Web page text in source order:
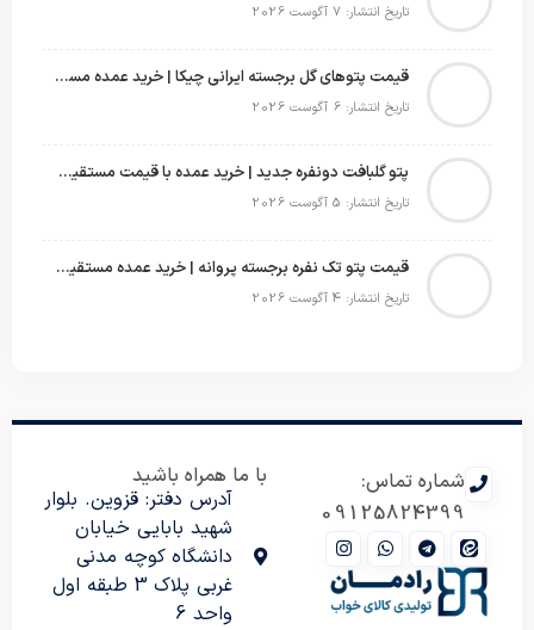
تاریخ انتشار: 7 آگوست 2026
قیمت پتوهای گل برجسته ایرانی چیکا | خرید عمده مستقیم با سود بالا
تاریخ انتشار: 6 آگوست 2026
پتو گلبافت دونفره جدید | خرید عمده با قیمت مستقیم و طرح‌های پرفروش بازار
تاریخ انتشار: 5 آگوست 2026
قیمت پتو تک نفره برجسته پروانه | خرید عمده مستقیم با بهترین قیمت بازار
تاریخ انتشار: 4 آگوست 2026
شماره تماس:
09125824399
با ما همراه باشید
آدرس دفتر: قزوین. بلوار
شهید بابایی خیابان
دانشگاه کوچه مدنی
غربی پلاک 3 طبقه اول
واحد 6